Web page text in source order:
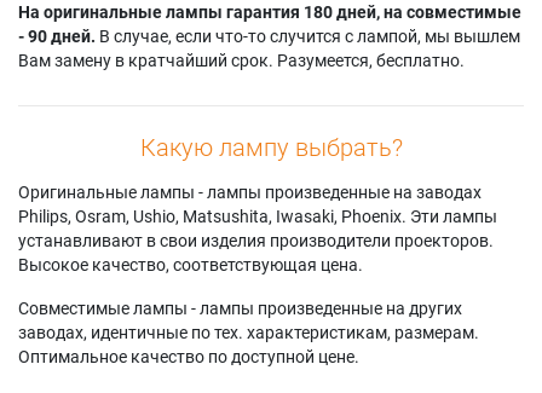
На оригинальные лампы гарантия 180 дней, на совместимые
- 90 дней. В случае, если что-то случится с лампой, мы вышлем
Вам замену в кратчайший срок. Разумеется, бесплатно.
Какую лампу выбрать?
Оригинальные лампы - лампы произведенные на заводах
Philips, Osram, Ushio, Matsushita, Iwasaki, Phoenix. Эти лампы
устанавливают в свои изделия производители проекторов.
Высокое качество, соответствующая цена.
Совместимые лампы - лампы произведенные на других
заводах, идентичные по тех. характеристикам, размерам.
Оптимальное качество по доступной цене.